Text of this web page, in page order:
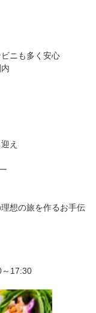
ニも多く安心
え
想の旅を作るお手伝
～17:30